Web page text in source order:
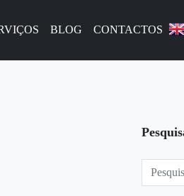
BLOG CONTACTOS